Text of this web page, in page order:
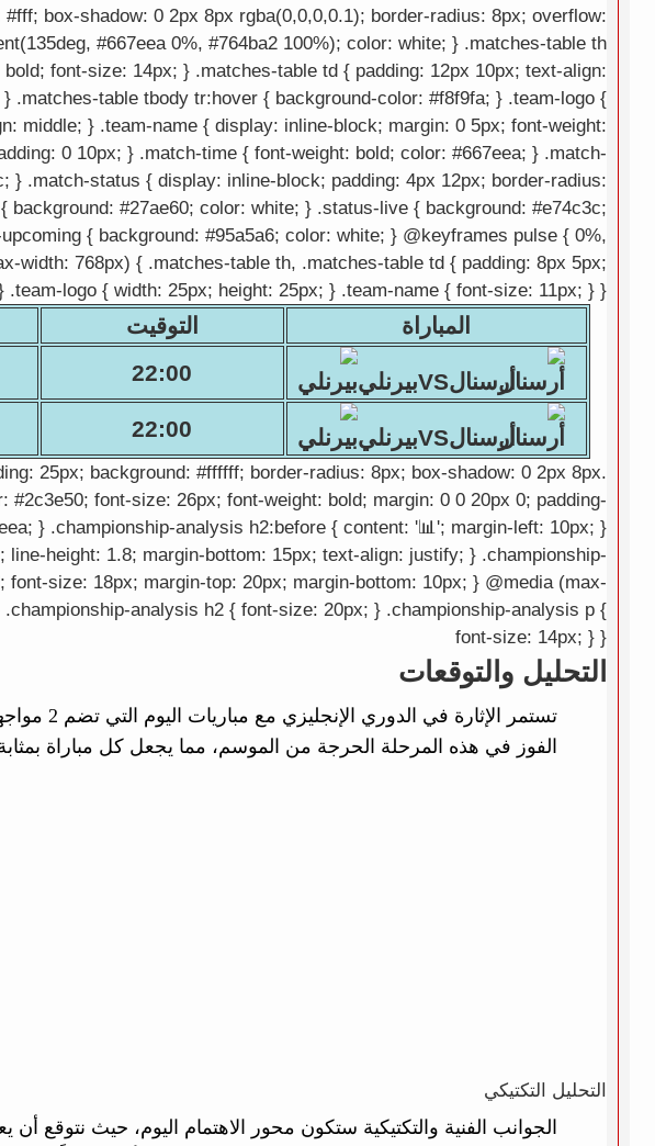
box-shadow: 0 2px 8px rgba(0,0,0,0.1); border-radius: 8px; overflow:
#667eea 0%, #764ba2 100%); color: white; } .matches-table th
font-size: 14px; } .matches-table td { padding: 12px 10px; text-align:
.matches-table tbody tr:hover { background-color: #f8f9fa; } .team-logo {
middle; } .team-name { display: inline-block; margin: 0 5px; font-weight:
0 10px; } .match-time { font-weight: bold; color: #667eea; } .match-
.match-status { display: inline-block; padding: 4px 12px; border-radius:
#27ae60; color: white; } .status-live { background: #e74c3c;
{ background: #95a5a6; color: white; } @keyframes pulse { 0%,
width: 768px) { .matches-table th, .matches-table td { padding: 8px 5px;
.team-logo { width: 25px; height: 25px; } .team-name { font-size: 11px; } }
المباراة التوقيت
أرسنالVSبيرنلي 22:00
أرسنالVSبيرنلي 22:00
25px; background: #ffffff; border-radius: 8px; box-shadow: 0 2px 8px
font-size: 26px; font-weight: bold; margin: 0 0 20px 0; padding-
} .championship-analysis h2:before { content: '📊'; margin-left: 10px; }
height: 1.8; margin-bottom: 15px; text-align: justify; } .championship-
size: 18px; margin-top: 20px; margin-bottom: 10px; } @media (max-
analysis h2 { font-size: 20px; } .championship-analysis p {
font-size: 14px; } }
التحليل والتوقعات
تستمر
الفوز في هذه المرحلة الحرجة من الموسم، مما يجعل كل مباراة
التحليل التكتيكي
الجوانب الفنية والتكتيكية ستكون محور الاهتمام اليوم، حيث نتوقع